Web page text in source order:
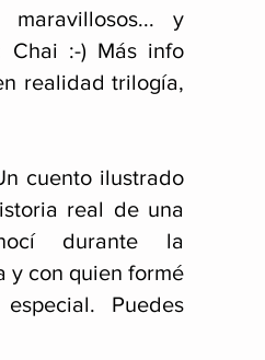
maravillosos... y
Chai :-) Más info
realidad trilogía,
cuento ilustrado
real de una
durante la
y con quien formé
Puedes